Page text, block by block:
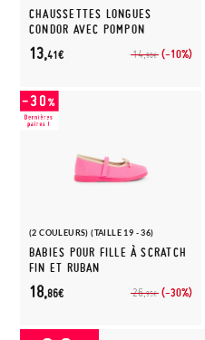
CHAUSSETTES LONGUES
CONDOR AVEC POMPON
14,90€ (-10%)
13,41€
(2 COULEURS) (TAILLE 19 - 36)
BABIES POUR FILLE À SCRATCH
FIN ET RUBAN
26,95€ (-30%)
18,86€